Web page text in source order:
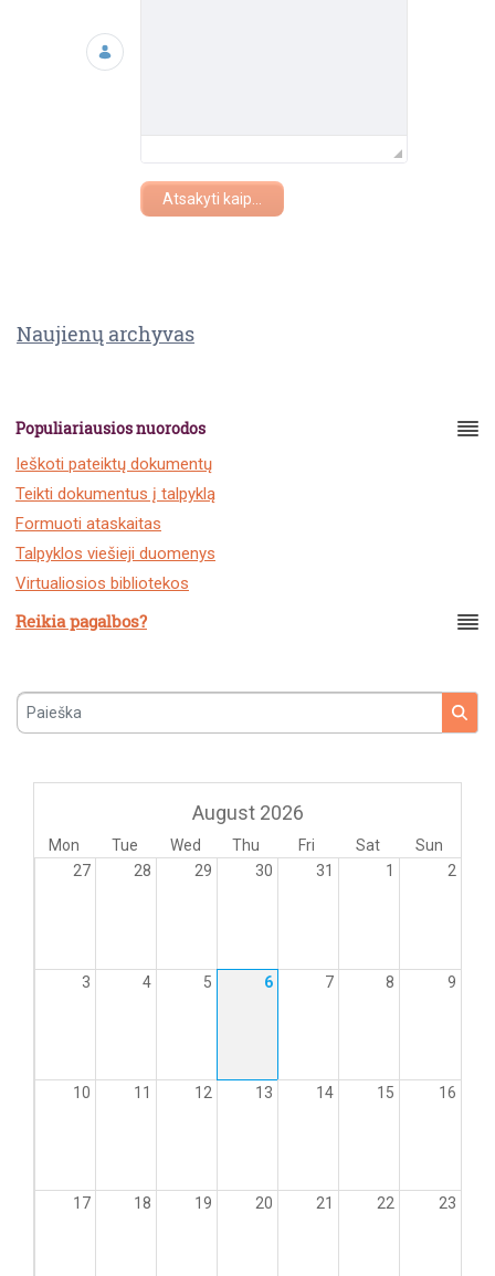
Atsakyti kaip...
Naujienų archyvas
Populiariausios nuorodos
Ieškoti pateiktų dokumentų
Teikti dokumentus į talpyklą
Formuoti ataskaitas
Talpyklos viešieji duomenys
Virtualiosios bibliotekos
Reikia pagalbos?
Paieška
August 2026
Mon Tue Wed Thu Fri Sat
Sun
27
28 29 30 31 1 2
3 4 5 6 7 8 9
10 11 12 13 14 15 16
17 18 19 20 21 22 23